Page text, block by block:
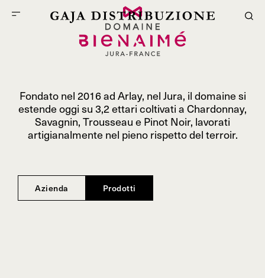
Fondato nel 2016 ad Arlay, nel Jura, il domaine si
estende oggi su 3,2 ettari coltivati a Chardonnay,
Savagnin, Trousseau e Pinot Noir, lavorati
artigianalmente nel pieno rispetto del terroir.
Azienda Prodotti